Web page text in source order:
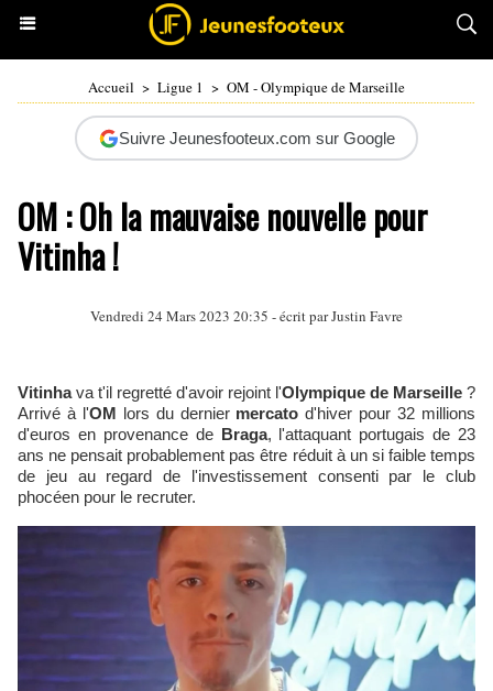
Accueil > Ligue 1 > OM - Olympique de Marseille
Suivre Jeunesfooteux.com sur Google
OM : Oh la mauvaise nouvelle pour
Vitinha !
Vendredi 24 Mars 2023 20:35 - écrit parJustin Favre
Vitinhava t'il regretté d'avoir rejoint l'Olympique de Marseille ?
Arrivé à l'OM lors du dernier mercato d'hiver pour 32 millions
d'euros en provenance de Braga, l'attaquant portugais de 23
ans ne pensait probablement pas être réduit à un si faible temps
de jeu au regard de l'investissement consenti par le club
phocéen pour le recruter.